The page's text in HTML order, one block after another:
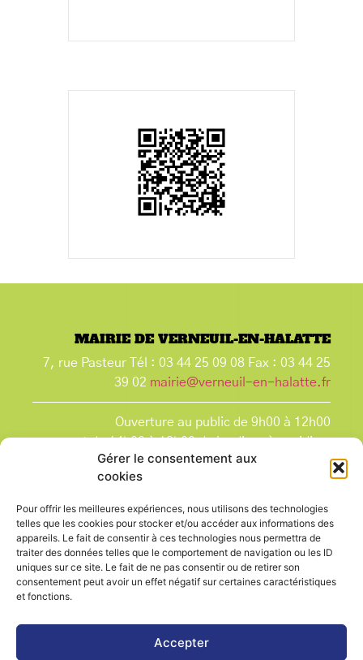
Gérer le consentement aux
cookies
Pour offrir les meilleures expériences, nous utilisons des technologies
telles que les cookies pour stocker et/ou accéder aux informations des
appareils. Le fait de consentir à ces technologies nous permettra de
traiter des données telles que le comportement de navigation ou les ID
uniques sur ce site. Le fait de ne pas consentir ou de retirer son
consentement peut avoir un effet négatif sur certaines caractéristiques
et fonctions.
Accepter
MAIRIE DE VERNEUIL-EN-HALATTE
7, rue Pasteur Tél : 03 44 25 09 08 Fax : 03 44 25
39 02 mairie@verneuil-en-halatte.fr
Ouverture au public de 9h00 à 12h00
et de 14h00 à 18h00 du lundi après-midi au
vendredi,
et le samedi de 9h00 à 12h00.
que les jours fériés.